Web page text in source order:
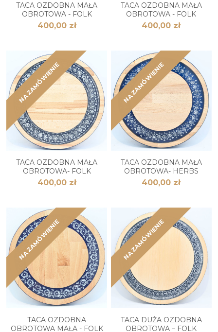
TACA OZDOBNA MAŁA
OBROTOWA - FOLK
400,00 zł
TACA OZDOBNA MAŁA
OBROTOWA - FOLK
400,00 zł
NA ZAMÓWIENIE
TACA OZDOBNA MAŁA
OBROTOWA- FOLK
400,00 zł
NA ZAMÓWIENIE
TACA OZDOBNA MAŁA
OBROTOWA- HERBS
400,00 zł
NA ZAMÓWIENIE
TACA OZDOBNA
OBROTOWA MAŁA - FOLK
NA ZAMÓWIENIE
TACA DUŻA OZDOBNA
OBROTOWA – FOLK